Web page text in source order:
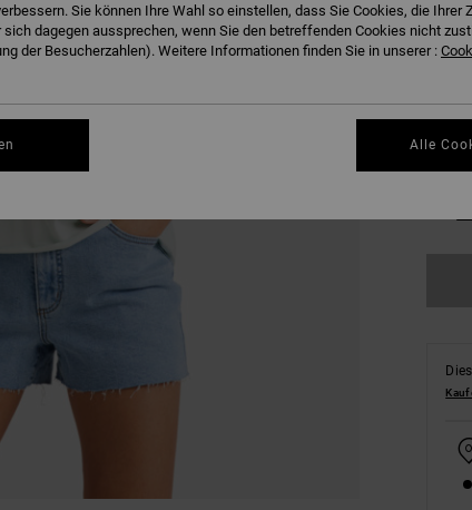
Sie können Ihre Wahl so einstellen, dass Sie Cookies, die Ihrer
dagegen aussprechen, wenn Sie den betreffenden Cookies nicht
der Besucherzahlen). Weitere Informationen finden Sie in unserer :
Alle